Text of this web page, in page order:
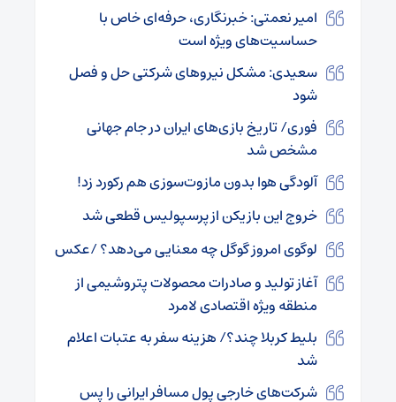
امیر نعمتی: خبرنگاری، حرفه‌ای خاص با
حساسیت‌های ویژه است
سعیدی: مشکل نیروهای شرکتی حل و فصل
شود
فوری/ تاریخ بازی‌های ایران در جام جهانی
مشخص شد
آلودگی هوا بدون مازوت‌سوزی هم رکورد زد!
خروج این بازیکن از پرسپولیس قطعی شد
لوگوی امروز گوگل چه معنایی می‌دهد؟ /عکس
آغاز تولید و صادرات محصولات پتروشیمی از
منطقه ویژه اقتصادی لامرد
بلیط کربلا چند؟/ هزینه سفر به عتبات اعلام
شد
شرکت‌های خارجی پول مسافر ایرانی را پس